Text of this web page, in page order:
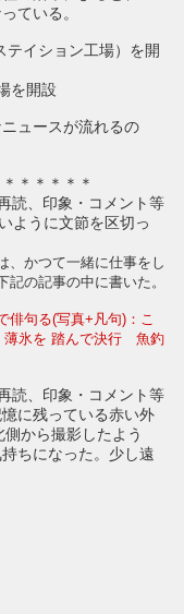
ている。
イション工場）を開
を開設
ュースが流れるの
＊＊＊＊＊
読、印象・コメント等
ように文節を区切っ
かつて一緒に仕事をし
の記事の中に書いた。
俳句る(写真+凡句)：こ
氷を 踏んで決行 魚釣
読、印象・コメント等
に残っている赤い外
から撮影したよう
ちになった。少し遠